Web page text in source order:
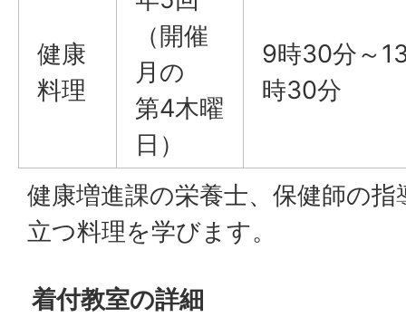
健康
料理
（開催
月の
第4木曜
日）
9時30分～
時30分
健康増進課の栄養士、保健師の
立つ料理を学びます。
着付教室の詳細